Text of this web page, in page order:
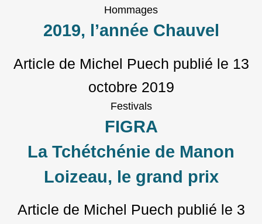
Hommages
2019, l’année Chauvel
Article de Michel Puech publié le 13
octobre 2019
Festivals
FIGRA
La Tchétchénie de Manon
Loizeau, le grand prix
Article de Michel Puech publié le 3